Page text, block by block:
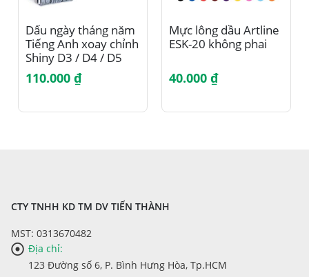
Dấu ngày tháng năm
Tiếng Anh xoay chỉnh
Shiny D3 / D4 / D5
110.000 ₫
Mực lông dầu Artline
ESK-20 không phai
40.000 ₫
CTY TNHH KD TM DV TIẾN THÀNH
MST: 0313670482
Địa chỉ:
123 Đường số 6, P. Bình Hưng Hòa, Tp.HCM